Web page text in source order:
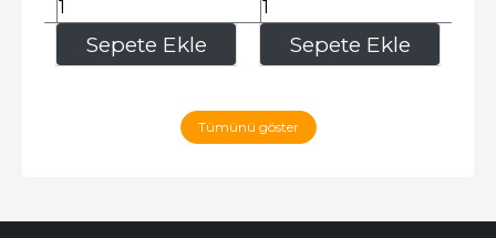
Sepete Ekle
240,00 Sepete Ekle
280,00
Tümünü göster